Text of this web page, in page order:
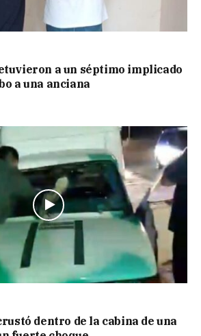
a un séptimo implicado
a una anciana
dentro de la cabina de una